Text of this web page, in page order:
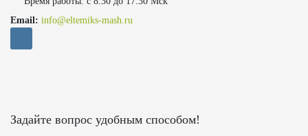
Email: info@eltemiks-mash.ru
Задайте вопрос удобным способом!